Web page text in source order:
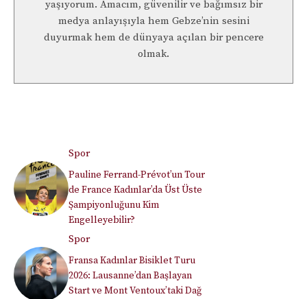
yaşıyorum. Amacım, güvenilir ve bağımsız bir
medya anlayışıyla hem Gebze’nin sesini
duyurmak hem de dünyaya açılan bir pencere
olmak.
Spor
Pauline Ferrand-Prévot’un Tour
de France Kadınlar’da Üst Üste
Şampiyonluğunu Kim
Engelleyebilir?
Spor
Fransa Kadınlar Bisiklet Turu
2026: Lausanne’dan Başlayan
Start ve Mont Ventoux’taki Dağ